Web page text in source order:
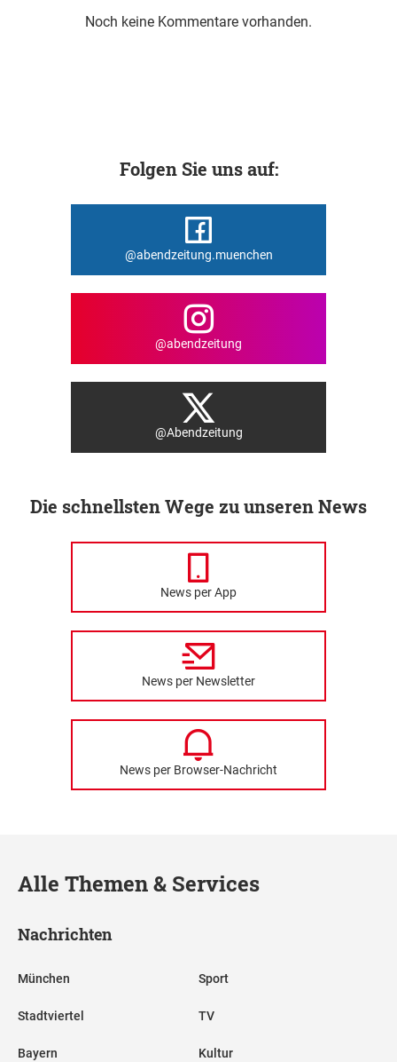
Noch keine Kommentare vorhanden.
Folgen Sie uns auf:
@abendzeitung.muenchen
@abendzeitung
@Abendzeitung
Die schnellsten Wege zu unseren News
News per App
News per Newsletter
News per Browser-Nachricht
Alle Themen & Services
Nachrichten
München
Stadtviertel
Bayern
Sport
TV
Kultur